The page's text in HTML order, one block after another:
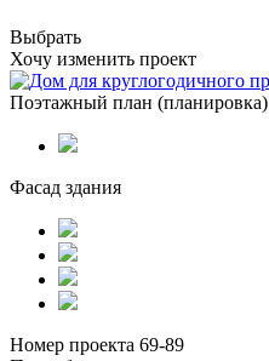
Выбрать
Хочу изменить проект
Поэтажный план (планировка)
Фасад здания
Номер проекта 69-89